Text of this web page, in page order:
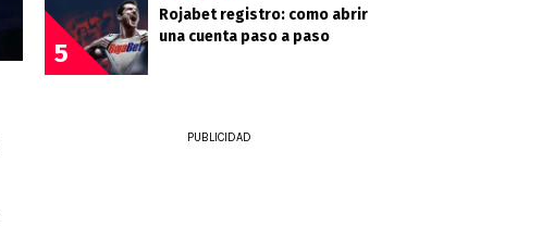
5
Rojabet registro: como abrir
una cuenta paso a paso
PUBLICIDAD